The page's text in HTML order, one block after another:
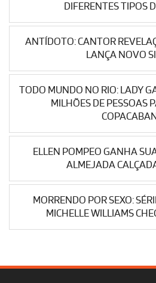
DIFERENTES TIPOS
ANTÍDOTO: CANTOR
LANÇA NOVO
TODO MUNDO NO RIO: LADY
MILHÕES DE PESSOAS
ELLEN POMPEO GANHA
ALMEJADA
MORRENDO POR SEXO:
MICHELLE WILLIAMS